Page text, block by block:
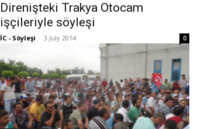
Direnişteki Trakya Otocam
işçileriyle söyleşi
İC - Söyleşi - 3 July 2014 0